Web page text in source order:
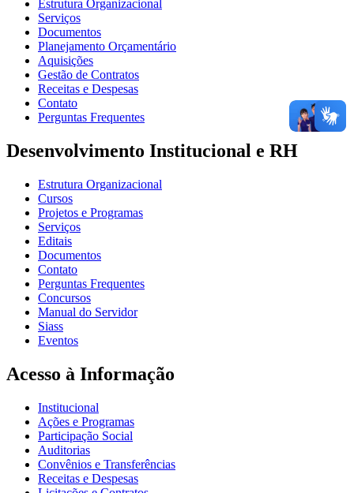
Estrutura Organizacional
Serviços
Documentos
Planejamento Orçamentário
Aquisições
Gestão de Contratos
Receitas e Despesas
Contato
Perguntas Frequentes
Desenvolvimento Institucional e RH
Estrutura Organizacional
Cursos
Projetos e Programas
Serviços
Editais
Documentos
Contato
Perguntas Frequentes
Concursos
Manual do Servidor
Siass
Eventos
Acesso à Informação
Institucional
Ações e Programas
Participação Social
Auditorias
Convênios e Transferências
Receitas e Despesas